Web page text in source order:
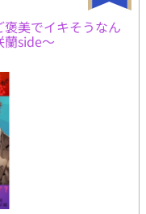
美でイキそうなん
蘭side〜